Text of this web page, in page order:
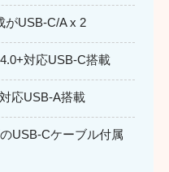
がUSB-C/A x 2
対応USB-C搭載
応USB-A搭載
USB-Cケーブル付属